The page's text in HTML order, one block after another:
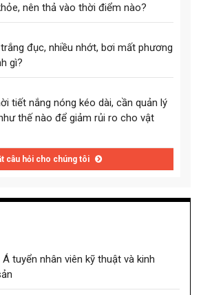
nên thả vào thời điểm nào?
đục, nhiều nhớt, bơi mất phương
gì?
tiết nắng nóng kéo dài, cần quản lý
thế nào để giảm rủi ro cho vật
câu hỏi cho chúng tôi
tuyển nhân viên kỹ thuật và kinh